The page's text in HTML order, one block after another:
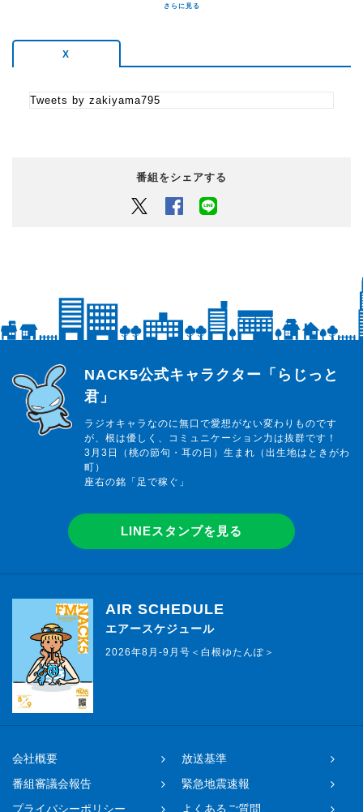
X
Tweets by zakiyama795
番組をシェアする
Twitter Facebook
らじっと君
NACK5公式キャラクター「らじっと
君」
ラジオキャラなのに無口で愛想がない変わりものです
が、根は優しく、コミュニケーション力は抜群です！
3月3日（桃の節句・耳の日）生まれ（出生地はときがわ
町）
座右の銘「足で稼ぐ」
LINEスタンプを見る
AIR SCHEDULE
エアースケジュール
2026年8月-9月号＜白根ゆたんぽ＞
会社概要
放送基準
番組審議会報告
緊急地震速報
プライバシーポリシー
よくあるご質問